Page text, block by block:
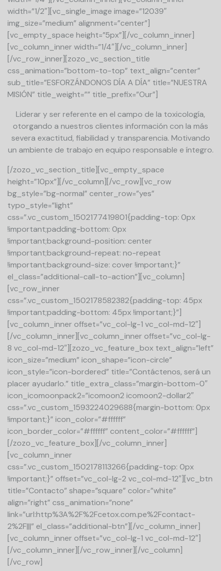
width=”1/2″][vc_single_image image=”12039″
img_size=”medium” alignment=”center”]
[vc_empty_space height=”5px”][/vc_column_inner]
[vc_column_inner width=”1/4″][/vc_column_inner]
[/vc_row_inner][zozo_vc_section_title
css_animation=”bottom-to-top” text_align=”center”
sub_title=”ESFORZÁNDONOS DÍA A DÍA” title=”NUESTRA
MISIÓN” title_weight=”” title_prefix=”Our”]
Liderar y ser referente en el campo de la toxicología,
otorgando a nuestros clientes información con la más
severa exactitud, fiabilidad y transparencia. Motivando
un ambiente de trabajo en equipo responsable e íntegro.
[/zozo_vc_section_title][vc_empty_space
height=”10px”][/vc_column][/vc_row][vc_row
bg_style=”bg-normal” center_row=”yes”
typo_style=”light”
css=”.vc_custom_1502177419801{padding-top: 0px
!important;padding-bottom: 0px
!important;background-position: center
!important;background-repeat: no-repeat
!important;background-size: cover !important;}”
el_class=”additional-call-to-action”][vc_column]
[vc_row_inner
css=”.vc_custom_1502178582382{padding-top: 45px
!important;padding-bottom: 45px !important;}”]
[vc_column_inner offset=”vc_col-lg-1 vc_col-md-12″]
[/vc_column_inner][vc_column_inner offset=”vc_col-lg-
8 vc_col-md-12″][zozo_vc_feature_box text_align=”left”
icon_size=”medium” icon_shape=”icon-circle”
icon_style=”icon-bordered” title=”Contáctenos, será un
placer ayudarlo.” title_extra_class=”margin-bottom-0″
icon_icomoonpack2=”icomoon2 icomoon2-dollar2″
css=”.vc_custom_1593224029688{margin-bottom: 0px
!important;}” icon_color=”#ffffff”
icon_border_color=”#ffffff” content_color=”#ffffff”]
[/zozo_vc_feature_box][/vc_column_inner]
[vc_column_inner
css=”.vc_custom_1502178113266{padding-top: 0px
!important;}” offset=”vc_col-lg-2 vc_col-md-12″][vc_btn
title=”Contacto” shape=”square” color=”white”
align=”right” css_animation=”none”
link=”url:http%3A%2F%2Fcetox.com.pe%2Fcontact-
2%2F|||” el_class=”additional-btn”][/vc_column_inner]
[vc_column_inner offset=”vc_col-lg-1 vc_col-md-12″]
[/vc_column_inner][/vc_row_inner][/vc_column]
[/vc_row]